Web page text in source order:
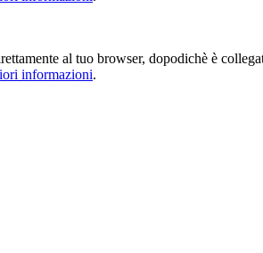
al tuo browser, dopodichè è
informazioni.